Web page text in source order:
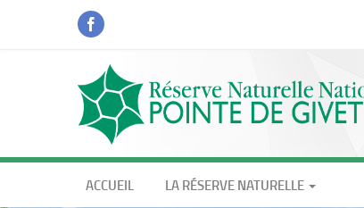
ACCUEIL LA RÉSERVE NATURELLE